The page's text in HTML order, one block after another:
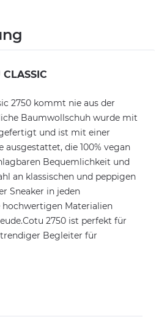
2750 kommt nie aus der
Baumwollschuh wurde mit
und ist mit einer
ausgestattet, die 100% vegan
Bequemlichkeit und
an klassischen und peppigen
Sneaker in jeden
hochwertigen Materialien
2750 ist perfekt für
Begleiter für